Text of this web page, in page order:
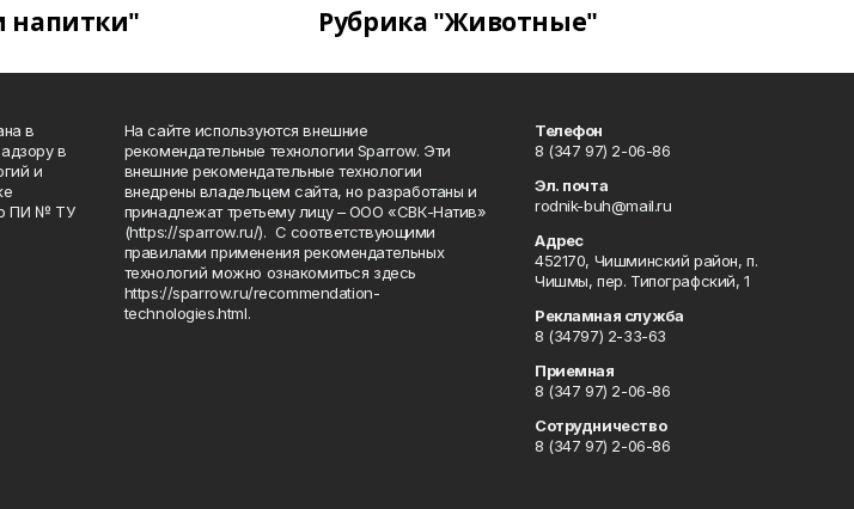
напитки" Рубрика "Животные"
в
в
и
ПИ № ТУ
На сайте используются внешние
рекомендательные технологии Sparrow. Эти
внешние рекомендательные технологии
внедрены владельцем сайта, но разработаны и
принадлежат третьему лицу – ООО «СВК-Натив»
(https://sparrow.ru/). С соответствующими
правилами применения рекомендательных
технологий можно ознакомиться здесь
https://sparrow.ru/recommendation-
technologies.html.
Телефон
8 (347 97) 2-06-86
Эл. почта
rodnik-buh@mail.ru
Адрес
452170, Чишминский район, п.
Чишмы, пер. Типографский, 1
Рекламная служба
8 (34797) 2-33-63
Приемная
8 (347 97) 2-06-86
Сотрудничество
8 (347 97) 2-06-86